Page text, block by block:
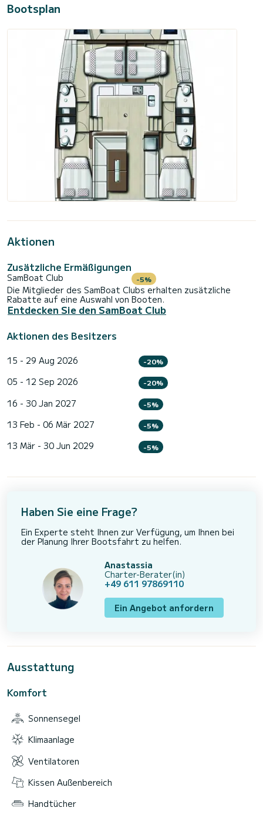
Bootsplan
Aktionen
Zusätzliche Ermäßigungen
SamBoat Club -5%
Die Mitglieder des SamBoat Clubs erhalten zusätzliche
Rabatte auf eine Auswahl von Booten.
Entdecken Sie den SamBoat Club
Aktionen des Besitzers
15 - 29 Aug 2026 -20%
05 - 12 Sep 2026 -20%
16 - 30 Jan 2027 -5%
13 Feb - 06 Mär 2027 -5%
13 Mär - 30 Jun 2029 -5%
Haben Sie eine Frage?
Ein Experte steht Ihnen zur Verfügung, um Ihnen bei
der Planung Ihrer Bootsfahrt zu helfen.
Anastassia
Charter-Berater(in)
+49 611 97869110
Ein Angebot anfordern
Ausstattung
Komfort
Sonnensegel
Klimaanlage
Ventilatoren
Kissen Außenbereich
Handtücher